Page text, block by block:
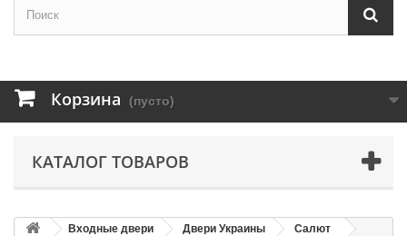
Корзина (пусто)
КАТАЛОГ ТОВАРОВ
Входные двери Двери Украины
Салют